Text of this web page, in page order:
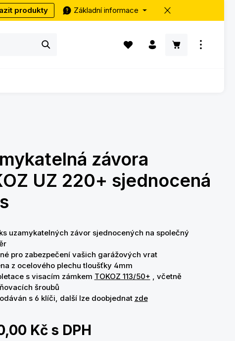
produkty Základní informace
Máte 0 položky v seznamu přání
Nákupní košík
závora
UZ 220+ sjednocená
uzamykatelných závor sjednocených na společný
pro zabezpečení vašich garážových vrat
z ocelového plechu tloušťky 4mm
s visacím zámkem TOKOZ 113/50+ , včetně
šroubů
s 6 klíči, další lze doobjednat zde
Kč s DPH